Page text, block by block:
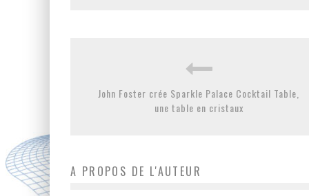
John Foster crée Sparkle Palace Cocktail Table,
une table en cristaux
A PROPOS DE L'AUTEUR